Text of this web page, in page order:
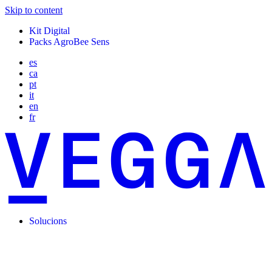
Skip to content
Kit Digital
Packs AgroBee Sens
es
ca
pt
it
en
fr
Solucions